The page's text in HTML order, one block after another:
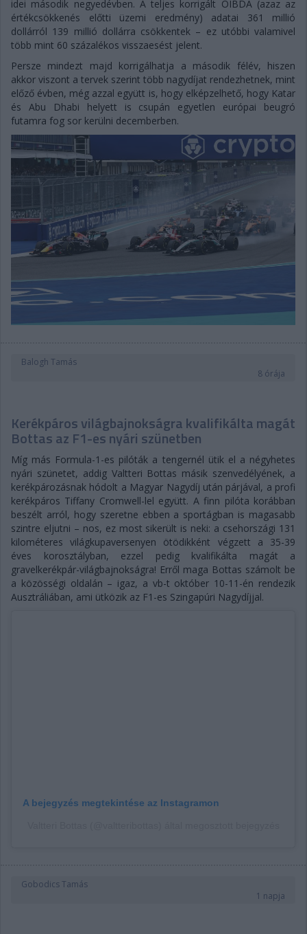
idei második negyedévben. A teljes korrigált OIBDA (azaz az
értékcsökkenés előtti üzemi eredmény) adatai 361 millió
dollárról 139 millió dollárra csökkentek – ez utóbbi valamivel
több mint 60 százalékos visszaesést jelent.
Persze mindezt majd korrigálhatja a második félév, hiszen
akkor viszont a tervek szerint több nagydíjat rendezhetnek, mint
előző évben, még azzal együtt is, hogy elképzelhető, hogy Katar
és Abu Dhabi helyett is csupán egyetlen európai beugró
futamra fog sor kerülni decemberben.
Balogh Tamás
8 órája
Kerékpáros világbajnokságra kvalifikálta magát
Bottas az F1-es nyári szünetben
Míg más Formula-1-es pilóták a tengernél ütik el a négyhetes
nyári szünetet, addig Valtteri Bottas másik szenvedélyének, a
kerékpározásnak hódolt a Magyar Nagydíj után párjával, a profi
kerékpáros Tiffany Cromwell-lel együtt. A finn pilóta korábban
beszélt arról, hogy szeretne ebben a sportágban is magasabb
szintre eljutni – nos, ez most sikerült is neki: a csehországi 131
kilométeres világkupaversenyen ötödikként végzett a 35-39
éves korosztályban, ezzel pedig kvalifikálta magát a
gravelkerékpár-világbajnokságra! Erről maga Bottas számolt be
a közösségi oldalán – igaz, a vb-t október 10-11-én rendezik
Ausztráliában, ami ütközik az F1-es Szingapúri Nagydíjjal.
A bejegyzés megtekintése az Instagramon
Gobodics Tamás
1 napja